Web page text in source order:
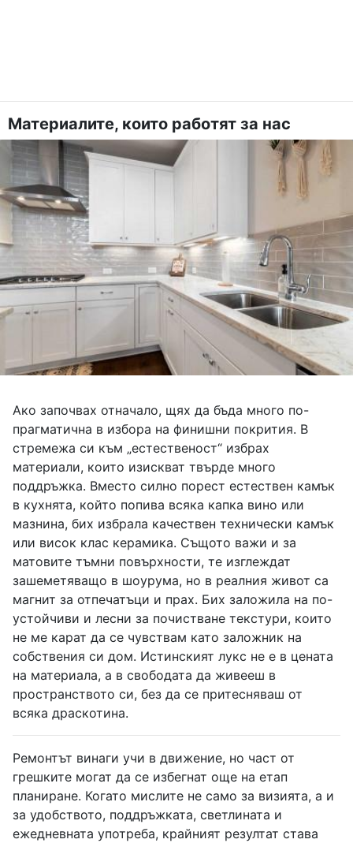
Материалите, които работят за нас
Ако започвах отначало, щях да бъда много по-
прагматична в избора на финишни покрития. В
стремежа си към „естественост“ избрах
материали, които изискват твърде много
поддръжка. Вместо силно порест естествен камък
в кухнята, който попива всяка капка вино или
мазнина, бих избрала качествен технически камък
или висок клас керамика. Същото важи и за
матовите тъмни повърхности, те изглеждат
зашеметяващо в шоурума, но в реалния живот са
магнит за отпечатъци и прах. Бих заложила на по-
устойчиви и лесни за почистване текстури, които
не ме карат да се чувствам като заложник на
собствения си дом. Истинският лукс не е в цената
на материала, а в свободата да живееш в
пространството си, без да се притесняваш от
всяка драскотина.
Ремонтът винаги учи в движение, но част от
грешките могат да се избегнат още на етап
планиране. Когато мислите не само за визията, а и
за удобството, поддръжката, светлината и
ежедневната употреба, крайният резултат става